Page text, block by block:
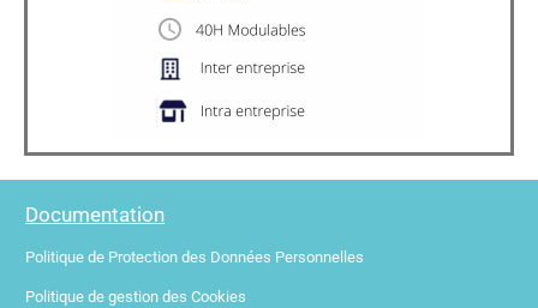
Documentation
Politique de Protection des Données Personnelles
Politique de gestion des Cookies